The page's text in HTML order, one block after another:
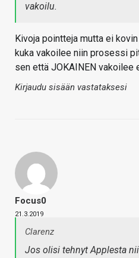
vakoilu.
Kivoja pointteja mutta ei
kuka vakoilee niin prosessi
sen että JOKAINEN vakoilee
Kirjaudu sisään vastataksesi
Focus0
21.3.2019
Clarenz
Jos olisi tehnyt Applesta